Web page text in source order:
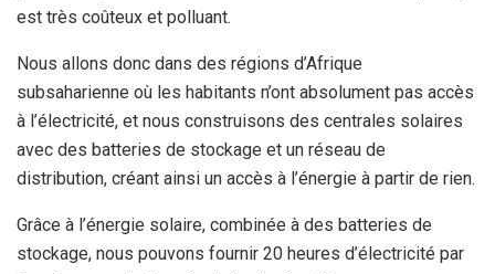
est très coûteux et polluant.
Nous allons donc dans des régions d’Afrique
subsaharienne où les habitants n’ont absolument pas accès
à l’électricité, et nous construisons des centrales solaires
avec des batteries de stockage et un réseau de
distribution, créant ainsi un accès à l’énergie à partir de rien.
Grâce à l’énergie solaire, combinée à des batteries de
stockage, nous pouvons fournir 20 heures d’électricité par